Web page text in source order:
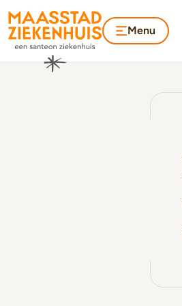
Menu